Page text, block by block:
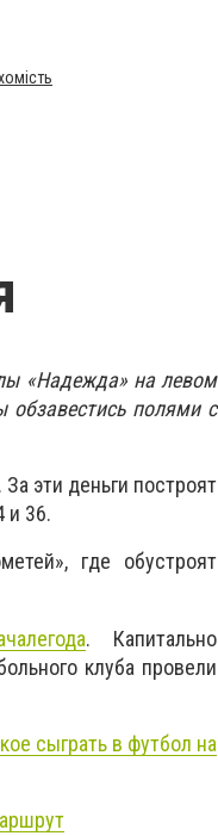
«Надежда» на левом
обзавестись полями с
эти деньги построят
и 36.
где обустроят
. Капитально
клуба провели
сыграть в футбол на